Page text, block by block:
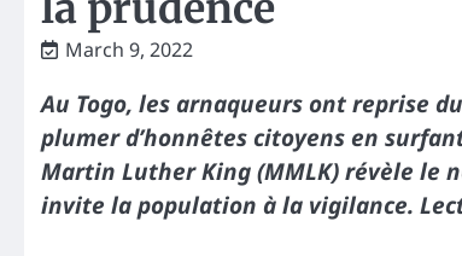
March 9, 2022
Au Togo, les arnaqueurs ont reprise
plumer d’honnêtes citoyens en
Martin Luther King (MMLK) révèle le
invite la population à la vigilance.